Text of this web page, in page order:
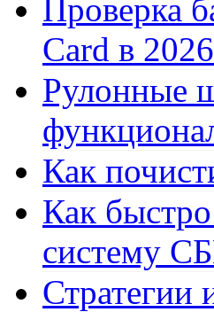
Проверка
Card в
Рулонные
Как
Как
систему
Стратегии